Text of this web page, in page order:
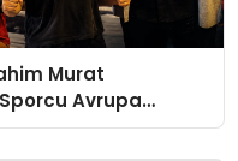
Murat
Avrupa